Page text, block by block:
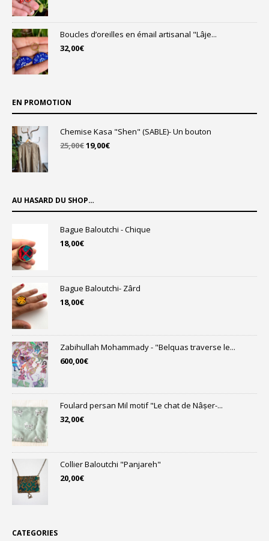
Boucles d’oreilles en émail artisanal "Lâje...
32,00€
EN PROMOTION
Chemise Kasa "Shen" (SABLE)- Un bouton
25,00€Le
19,00€Le
AU HASARD DU SHOP…
Bague Baloutchi - Chique
18,00€
Bague Baloutchi- Zârd
18,00€
Zabihullah Mohammady - "Belquas traverse le...
600,00€
Foulard persan Mil motif "Le chat de Nâṣer-...
32,00€
Collier Baloutchi "Panjareh"
20,00€
CATEGORIES